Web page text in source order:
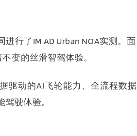
进行了IM AD Urban NOA实测。面
不变的丝滑智驾体验。
驱动的AI飞轮能力、全流程数据
驶体验。